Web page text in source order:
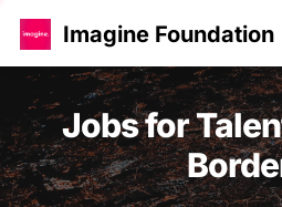
Imagine Foundation
Jobs for